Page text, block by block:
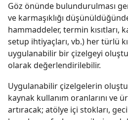
Göz önünde bulundurulması
ve karmaşıklığı
hammaddeler, termin kısıtları,
setup ihtiyaçları, vb.) her türlü
uygulanabilir bir çizelgeyi
olarak değerlendirilebilir.
Uygulanabilir çizelgelerin
kaynak kullanım oranlarını ve
artıracak; atölye içi stokları,